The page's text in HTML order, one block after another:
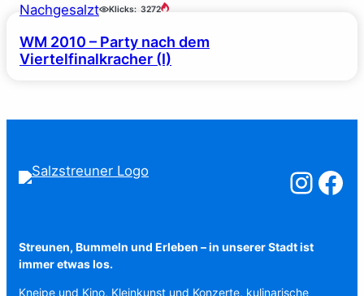
Nachgesalzt Klicks: 3272
WM 2010 – Party nach dem
Viertelfinalkracher (I)
Salzstreuner
Streunen, Bummeln und Erleben – in unserer Stadt ist
immer etwas los.
Kneipe und Kino, Kleinkunst und Konzerte, kulinarische